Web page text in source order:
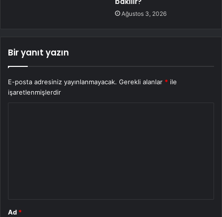
Ağustos 3, 2026
Bir yanıt yazın
E-posta adresiniz yayınlanmayacak. Gerekli alanlar * ile
işaretlenmişlerdir
Ad *